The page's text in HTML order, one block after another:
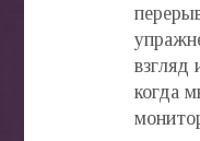
взгляд
когда